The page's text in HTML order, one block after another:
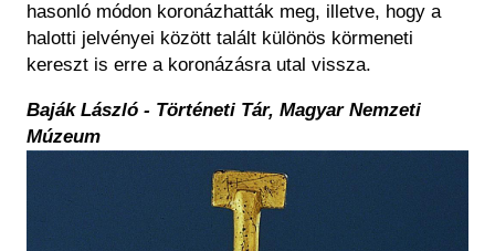
hasonló módon koronázhatták meg, illetve, hogy a
halotti jelvényei között talált különös körmeneti
kereszt is erre a koronázásra utal vissza.
Baják László - Történeti Tár, Magyar Nemzeti
Múzeum